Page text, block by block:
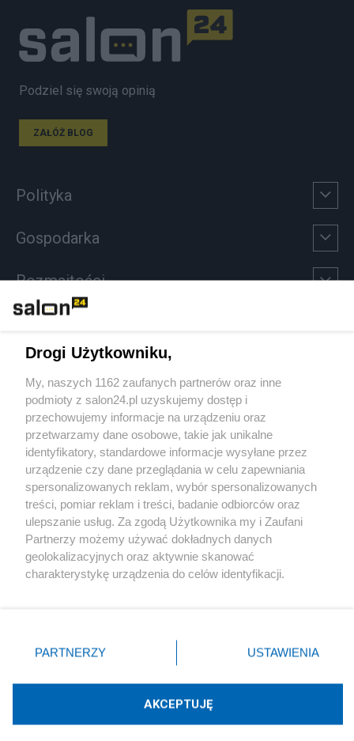
Podziel się swoją opinią
ZAŁÓŻ BLOG
Polityka
Gospodarka
Rozmaitości
Sport
Społeczeństwo
Kultura
X Facebook Instagram Youtube
Technologię dostarcza:W3media.pl
Drogi Użytkowniku,
My, naszych 1162 zaufanych partnerów oraz inne
podmioty z salon24.pl uzyskujemy dostęp i
przechowujemy informacje na urządzeniu oraz
przetwarzamy dane osobowe, takie jak unikalne
identyfikatory, standardowe informacje wysyłane przez
urządzenie czy dane przeglądania w celu zapewniania
spersonalizowanych reklam, wybór spersonalizowanych
treści, pomiar reklam i treści, badanie odbiorców oraz
ulepszanie usług. Za zgodą Użytkownika my i Zaufani
Partnerzy możemy używać dokładnych danych
geolokalizacyjnych oraz aktywnie skanować
charakterystykę urządzenia do celów identyfikacji.
zmienić/wycofać klikając przycisk ustawień prywatności
znajdujący się w lewym dolnym rogu strony
rodzaje przetwarzania danych nie wymagają zgody
użytkownika, ale masz prawo sprzeciwić się takiemu
przetwarzaniu. Preferencje będą miały zastosowania tylko
PARTNERZY USTAWIENIA
AKCEPTUJĘ